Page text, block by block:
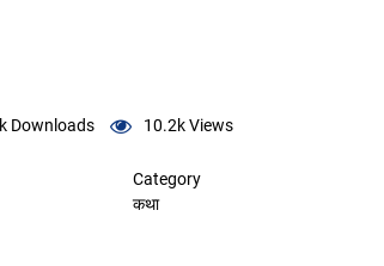
Downloads 10.2kViews
Category
कथा